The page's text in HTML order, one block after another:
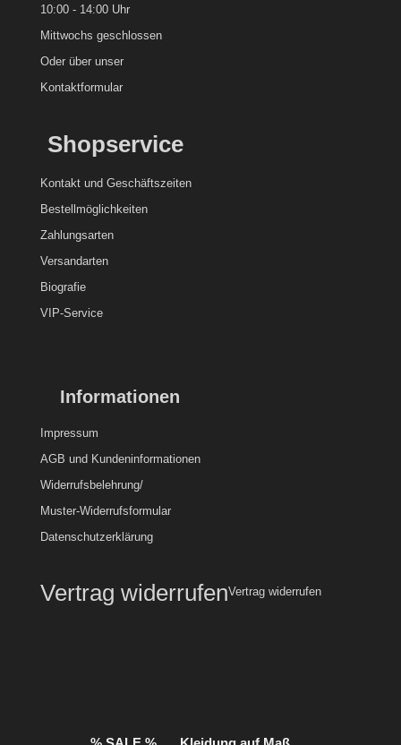
10:00 - 14:00 Uhr
Mittwochs geschlossen
Oder über unser
Kontaktformular
Shopservice
Kontakt und Geschäftszeiten
Bestellmöglichkeiten
Zahlungsarten
Versandarten
Biografie
VIP-Service
Informationen
Impressum
AGB und Kundeninformationen
Widerrufsbelehrung/
Muster-Widerrufsformular
Datenschutzerklärung
Vertrag widerrufenVertrag widerrufen